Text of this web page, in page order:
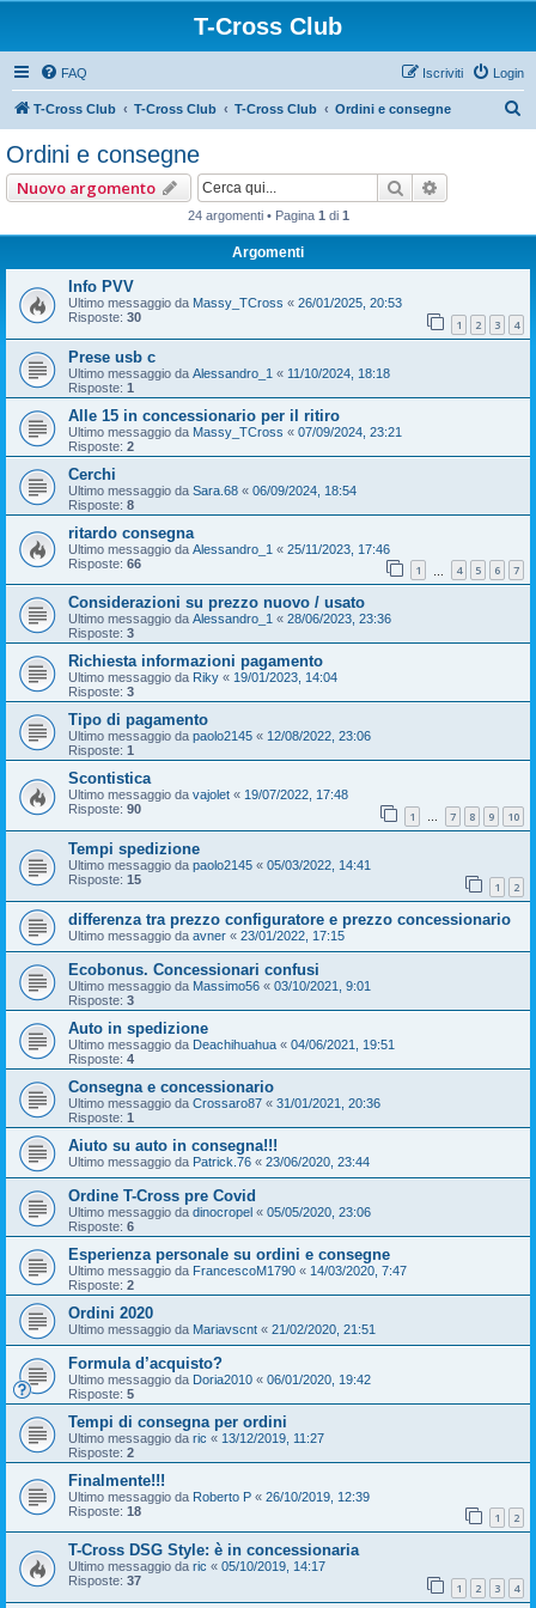
T-Cross Club
FAQ Login
Iscriviti
T-Cross Club T-Cross Club T-Cross Club Ordini e consegne
Ordini e consegne
Nuovo argomento Cerca
24 argomenti • Pagina 1 di 1
Argomenti
Info PVV
Ultimo messaggio da Massy_TCross « 26/01/2025, 20:53
Risposte: 30 1 2 3 4
Prese usb c
Ultimo messaggio da Alessandro_1 « 11/10/2024, 18:18
Risposte: 1
Alle 15 in concessionario per il ritiro
Ultimo messaggio da Massy_TCross « 07/09/2024, 23:21
Risposte: 2
Cerchi
Ultimo messaggio da Sara.68 « 06/09/2024, 18:54
Risposte: 8
ritardo consegna
Ultimo messaggio da Alessandro_1 « 25/11/2023, 17:46
Risposte: 66 1 4 5 6 7
Considerazioni su prezzo nuovo / usato
Ultimo messaggio da Alessandro_1 « 28/06/2023, 23:36
Risposte: 3
Richiesta informazioni pagamento
Ultimo messaggio da Riky « 19/01/2023, 14:04
Risposte: 3
Tipo di pagamento
Ultimo messaggio da paolo2145 « 12/08/2022, 23:06
Risposte: 1
Scontistica
Ultimo messaggio da vajolet « 19/07/2022, 17:48
Risposte: 90 1 … 7 8 9 10
Tempi spedizione
Ultimo messaggio da paolo2145 « 05/03/2022, 14:41
Risposte: 15 1 2
differenza tra prezzo configuratore e prezzo concessionario
Ultimo messaggio da avner « 23/01/2022, 17:15
Ecobonus. Concessionari confusi
Ultimo messaggio da Massimo56 « 03/10/2021, 9:01
Risposte: 3
Auto in spedizione
Ultimo messaggio da Deachihuahua « 04/06/2021, 19:51
Risposte: 4
Consegna e concessionario
Ultimo messaggio da Crossaro87 « 31/01/2021, 20:36
Risposte: 1
Aiuto su auto in consegna!!!
Ultimo messaggio da Patrick.76 « 23/06/2020, 23:44
Ordine T-Cross pre Covid
Ultimo messaggio da dinocropel « 05/05/2020, 23:06
Risposte: 6
Esperienza personale su ordini e consegne
Ultimo messaggio da FrancescoM1790 « 14/03/2020, 7:47
Risposte: 2
Ordini 2020
Ultimo messaggio da Mariavscnt « 21/02/2020, 21:51
Formula d’acquisto?
Ultimo messaggio da Doria2010 « 06/01/2020, 19:42
Risposte: 5
Tempi di consegna per ordini
Ultimo messaggio da ric « 13/12/2019, 11:27
Risposte: 2
Finalmente!!!
Ultimo messaggio da Roberto P « 26/10/2019, 12:39
Risposte: 18 1 2
T-Cross DSG Style: è in concessionaria
Ultimo messaggio da ric « 05/10/2019, 14:17
Risposte: 37 1 2 3 4